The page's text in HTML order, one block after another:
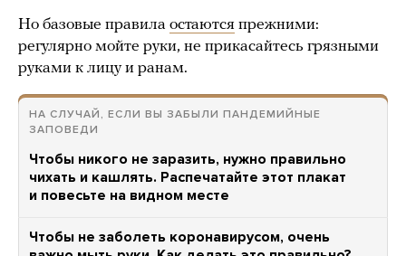
Но базовые правила остаются прежними:
регулярно мойте руки, не прикасайтесь грязными
руками к лицу и ранам.
НА СЛУЧАЙ, ЕСЛИ ВЫ ЗАБЫЛИ ПАНДЕМИЙНЫЕ
ЗАПОВЕДИ
Чтобы никого не заразить, нужно правильно
чихать и кашлять. Распечатайте этот плакат
и повесьте на видном месте
Чтобы не заболеть коронавирусом, очень